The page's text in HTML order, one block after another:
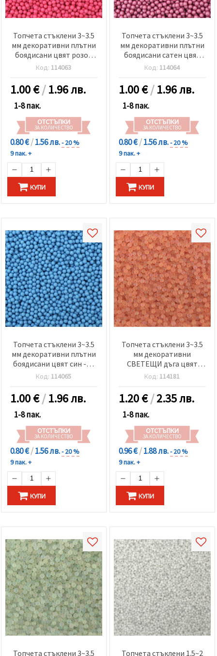
Топчета стъклени 3~3.5
мм декоративни плътни
боядисани цвят розов
-50 грама
Код: 114063
1.00€/1.96 лв.
1-8 пак.
ОТСТЪПКИ
ЗА КОЛИЧЕСТВО
0.80 €/1.56 лв.- 20 %
9 пак. +
КУПИ
Топчета стъклени 3~3.5
мм декоративни плътни
боядисани сатен цвят
лилав -50 грама
Код: 114064
1.00€/1.96 лв.
1-8 пак.
ОТСТЪПКИ
ЗА КОЛИЧЕСТВО
0.80 €/1.56 лв.- 20 %
9 пак. +
КУПИ
Топчета стъклени 3~3.5
мм декоративни плътни
боядисани цвят син -50
грама
Код: 114065
1.00€/1.96 лв.
1-8 пак.
ОТСТЪПКИ
ЗА КОЛИЧЕСТВО
0.80 €/1.56 лв.- 20 %
9 пак. +
КУПИ
Топчета стъклени 3~3.5
мм декоративни
СВЕТЕЩИ дъга цвят
оранжев електрик -50
грама
Код: 114181
1.20€/2.35 лв.
1-8 пак.
ОТСТЪПКИ
ЗА КОЛИЧЕСТВО
0.96 €/1.88 лв.- 20 %
9 пак. +
КУПИ
Топчета стъклени 3~3.5 Топчета стъклени 1.5~2